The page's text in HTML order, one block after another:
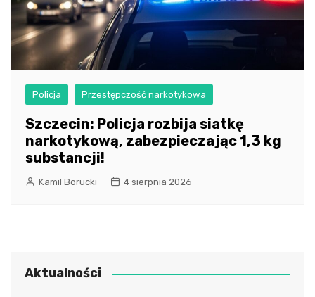
Policja Przestępczość narkotykowa
Szczecin: Policja rozbija siatkę
narkotykową, zabezpieczając 1,3 kg
substancji!
Kamil Borucki 4 sierpnia 2026
Aktualności